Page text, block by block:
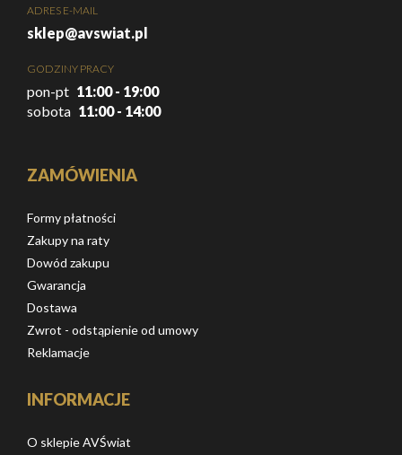
ADRES E-MAIL
sklep@avswiat.pl
GODZINY PRACY
pon-pt 11:00 - 19:00
sobota 11:00 - 14:00
ZAMÓWIENIA
Formy płatności
Zakupy na raty
Dowód zakupu
Gwarancja
Dostawa
Zwrot - odstąpienie od umowy
Reklamacje
INFORMACJE
O sklepie AVŚwiat